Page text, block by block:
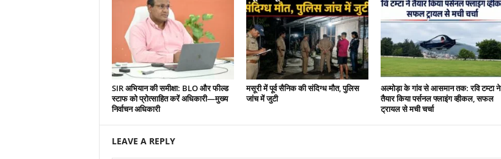
SIR अभियान की समीक्षा: BLO और फील्ड
स्टाफ को प्रोत्साहित करें अधिकारी—मुख्य
निर्वाचन अधिकारी
मसूरी में पूर्व सैनिक की संदिग्ध मौत, पुलिस
जांच में जुटी
अल्मोड़ा के गांव से आसमान तक: रवि टम्टा ने
तैयार किया पर्सनल फ्लाइंग व्हीकल, सफल
ट्रायल से मची चर्चा
LEAVE A REPLY